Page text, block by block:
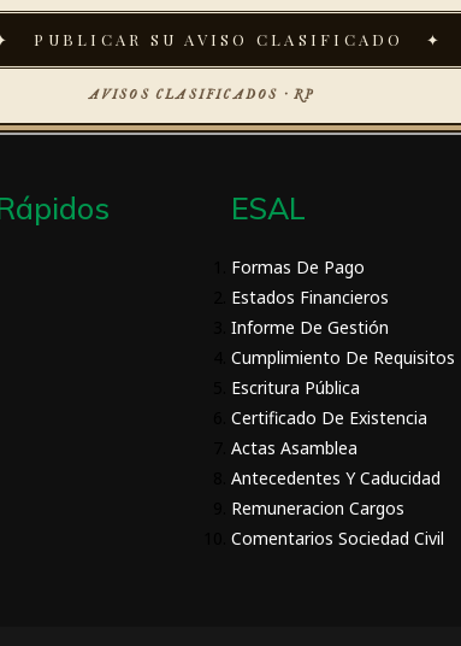
PUBLICAR SU AVISO CLASIFICADO ✦
AVISOS CLASIFICADOS · RP
ESAL
Formas De Pago
Estados Financieros
Informe De Gestión
Cumplimiento De Requisitos
Escritura Pública
Certificado De Existencia
Actas Asamblea
Antecedentes Y Caducidad
Remuneracion Cargos
Comentarios Sociedad Civil